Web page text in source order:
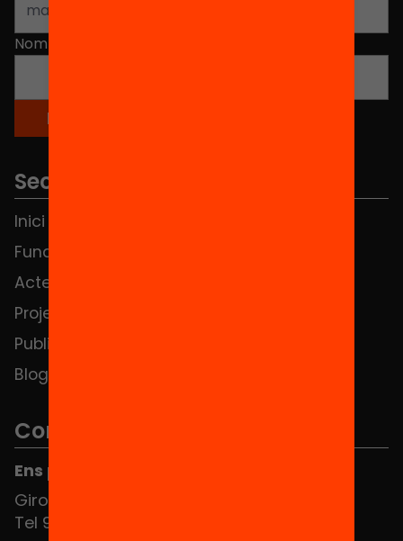
Nom
Seccions
Inici
Fundació
Actes
Projectes
Publicacions i vídeos
Blog
Contacte
Ens pots trobar al Hub Social
Girona 34, interior 08010 Barcelona
Tel 934 588 700